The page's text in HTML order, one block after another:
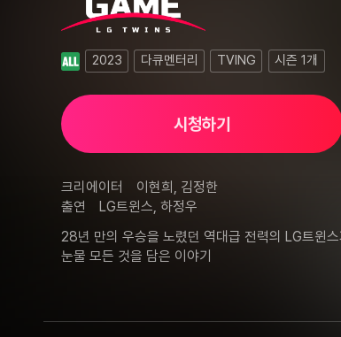
2023 다큐멘터리 TVING 시즌 1개
시청하기
크리에이터
이현희, 김정한
출연
LG트윈스, 하정우
28년 만의 우승을 노렸던 역대급 전력의 LG트윈
눈물 모든 것을 담은 이야기